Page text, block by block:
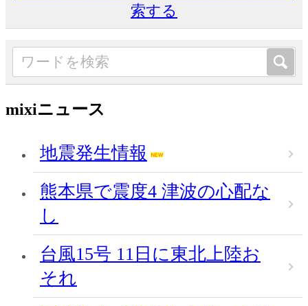
索する
mixiニュース
地震発生情報
熊本県で震度4 津波の心配な
し
台風15号 11日に東北上陸お
それ